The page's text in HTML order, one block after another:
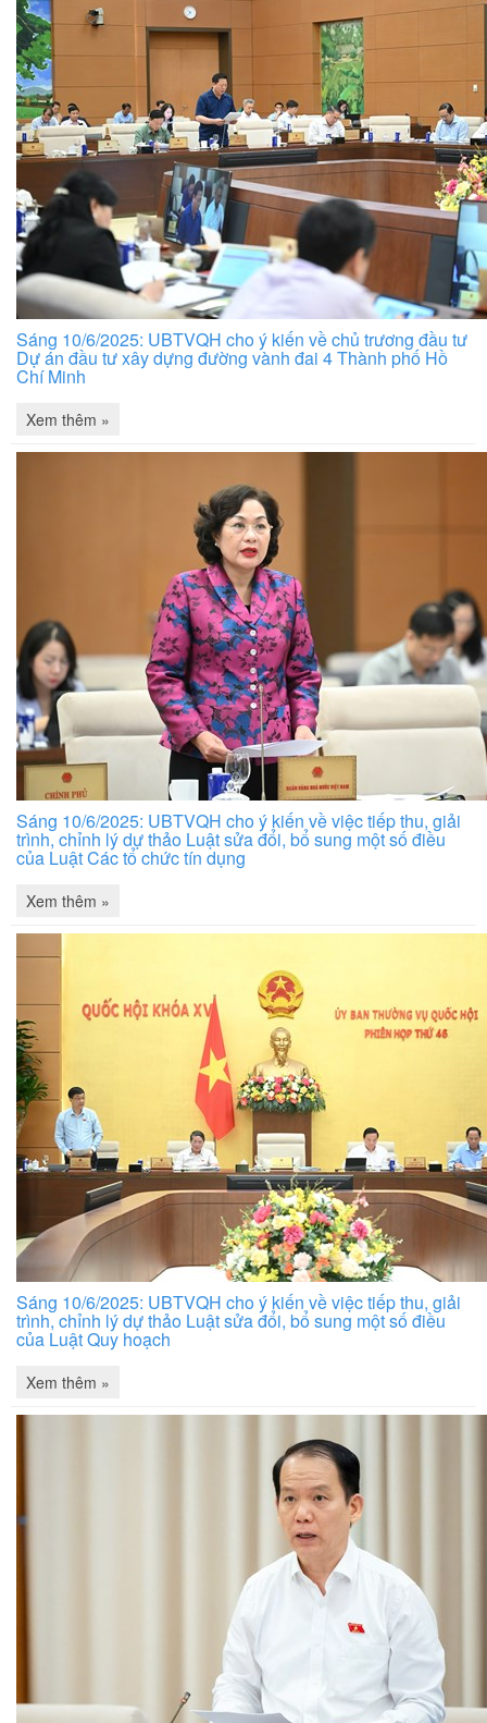
Sáng 10/6/2025: UBTVQH cho ý kiến về chủ trương đầu tư
Dự án đầu tư xây dựng đường vành đai 4 Thành phố Hồ
Chí Minh
Xem thêm »
Sáng 10/6/2025: UBTVQH cho ý kiến về việc tiếp thu, giải
trình, chỉnh lý dự thảo Luật sửa đổi, bổ sung một số điều
của Luật Các tổ chức tín dụng
Xem thêm »
Sáng 10/6/2025: UBTVQH cho ý kiến về việc tiếp thu, giải
trình, chỉnh lý dự thảo Luật sửa đổi, bổ sung một số điều
của Luật Quy hoạch
Xem thêm »